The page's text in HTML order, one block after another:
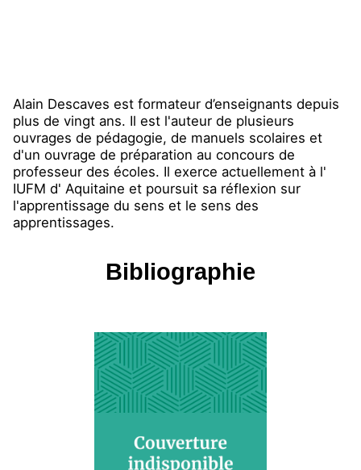
Alain Descaves est formateur d’enseignants depuis
plus de vingt ans. Il est l'auteur de plusieurs
ouvrages de pédagogie, de manuels scolaires et
d'un ouvrage de préparation au concours de
professeur des écoles. Il exerce actuellement à l'
IUFM d' Aquitaine et poursuit sa réflexion sur
l'apprentissage du sens et le sens des
apprentissages.
Bibliographie